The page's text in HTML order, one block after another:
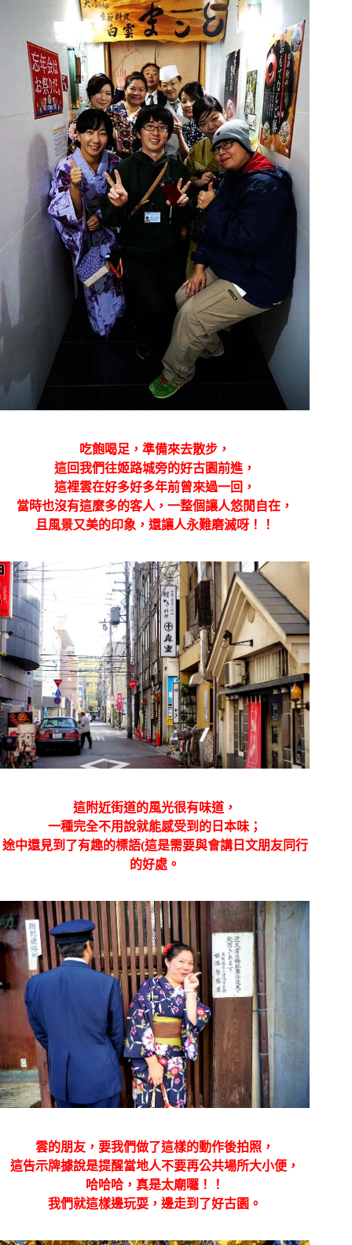
吃飽喝足，準備來去散步，
這回我們往姬路城旁的好古園前進，
這裡雲在好多好多年前曾來過一回，
當時也沒有這麼多的客人，一整個讓人悠閒自在，
且風景又美的印象，還讓人永難磨滅呀！！
這附近街道的風光很有味道，
一種完全不用說就能感受到的日本味；
途中還見到了有趣的標語(這是需要與會講日文朋友同行
的好處。
雲的朋友，要我們做了這樣的動作後拍照，
這告示牌據說是提醒當地人不要再公共場所大小便，
哈哈哈，真是太廟囉！！
我們就這樣邊玩耍，邊走到了好古園。